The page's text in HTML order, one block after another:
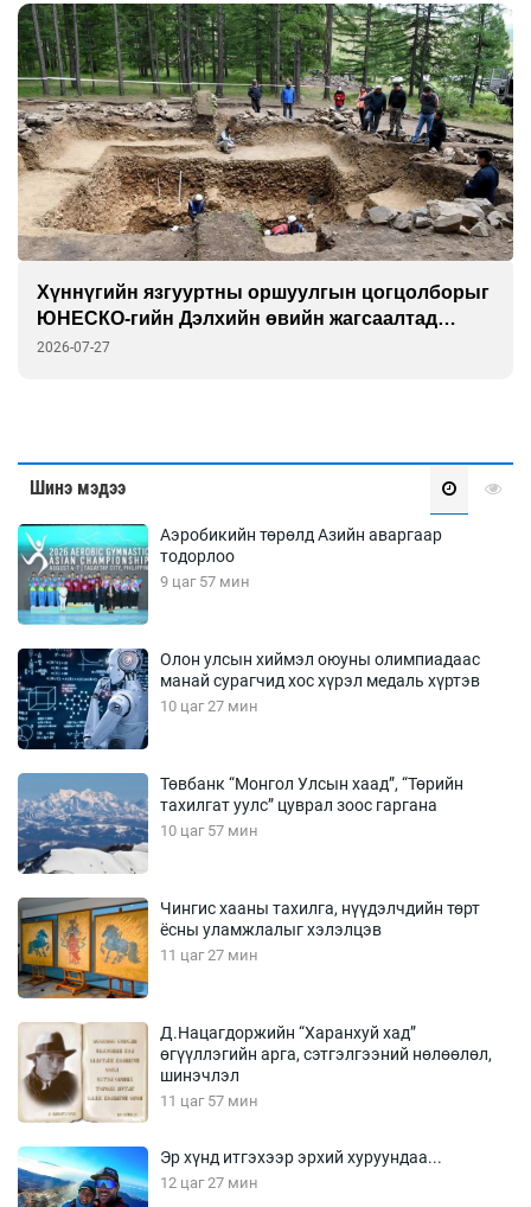
Хүннүгийн язгууртны оршуулгын цогцолборыг
ЮНЕСКО-гийн Дэлхийн өвийн жагсаалтад
бүртгэлээ
2026-07-27
Шинэ мэдээ
Аэробикийн төрөлд Азийн аваргаар
тодорлоо
9 цаг 57 мин
Олон улсын хиймэл оюуны олимпиадаас
манай сурагчид хос хүрэл медаль хүртэв
10 цаг 27 мин
Төвбанк “Монгол Улсын хаад”, “Төрийн
тахилгат уулс” цуврал зоос гаргана
10 цаг 57 мин
Чингис хааны тахилга, нүүдэлчдийн төрт
ёсны уламжлалыг хэлэлцэв
11 цаг 27 мин
Д.Нацагдоржийн “Харанхуй хад”
өгүүллэгийн арга, сэтгэлгээний нөлөөлөл,
шинэчлэл
11 цаг 57 мин
Эр хүнд итгэхээр эрхий хуруундаа...
12 цаг 27 мин